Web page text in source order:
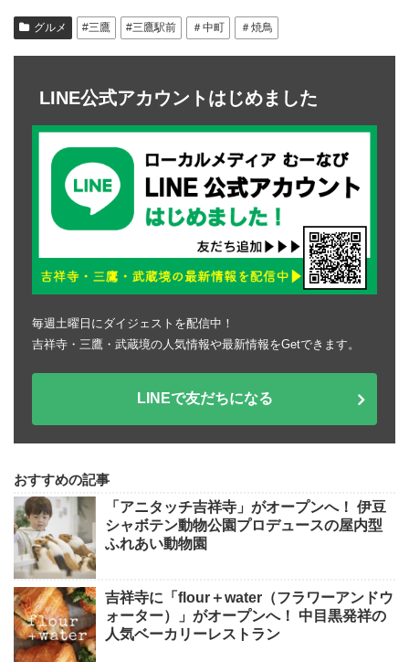
グルメ #三鷹 #三鷹駅前 ＃中町 ＃焼鳥
LINE公式アカウントはじめました
毎週土曜日にダイジェストを配信中！
吉祥寺・三鷹・武蔵境の人気情報や最新情報をGetできます。
LINEで友だちになる
おすすめの記事
「アニタッチ吉祥寺」がオープンへ！ 伊豆
シャボテン動物公園プロデュースの屋内型
ふれあい動物園
吉祥寺に「flour＋water（フラワーアンドウ
ォーター）」がオープンへ！ 中目黒発祥の
人気ベーカリーレストラン